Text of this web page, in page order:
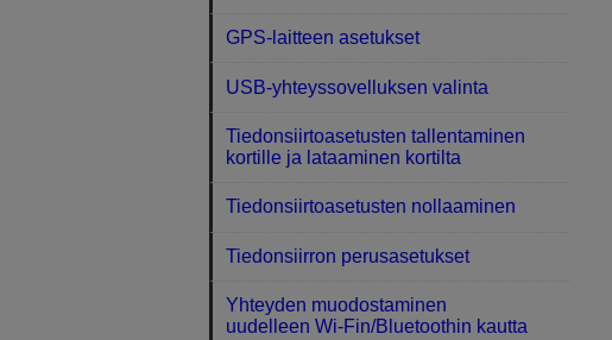
GPS-laitteen asetukset
USB-yhteyssovelluksen valinta
Tiedonsiirtoasetusten tallentaminen
kortille ja lataaminen kortilta
Tiedonsiirtoasetusten nollaaminen
Tiedonsiirron perusasetukset
Yhteyden muodostaminen
uudelleen Wi-Fin/Bluetoothin kautta